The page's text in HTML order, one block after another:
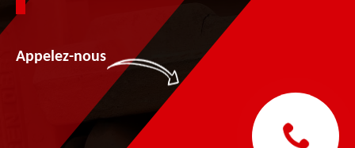
Appelez-nous